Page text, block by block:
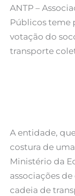
ANTP –
Públicos teme
votação do
transporte
A entidade,
costura de
Ministério da
associações
cadeia de